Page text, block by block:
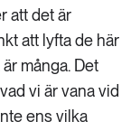
att det är
att lyfta de här
många. Det
vi är vana vid
ens vilka